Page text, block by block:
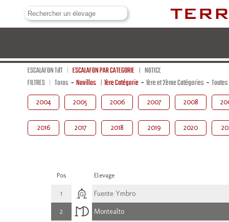
ESCALAFON TdT ESCALAFON PAR CATEGORIE
NOTICE
FILTRES
Toros - Novillos 1ère Catégorie - 1ère et 2ème Catégories -
2004 2005 2006 2007 2008
2016 2017 2018 2019 2020
Pos Elevage
1 Fuente Ymbro
2 Montealto